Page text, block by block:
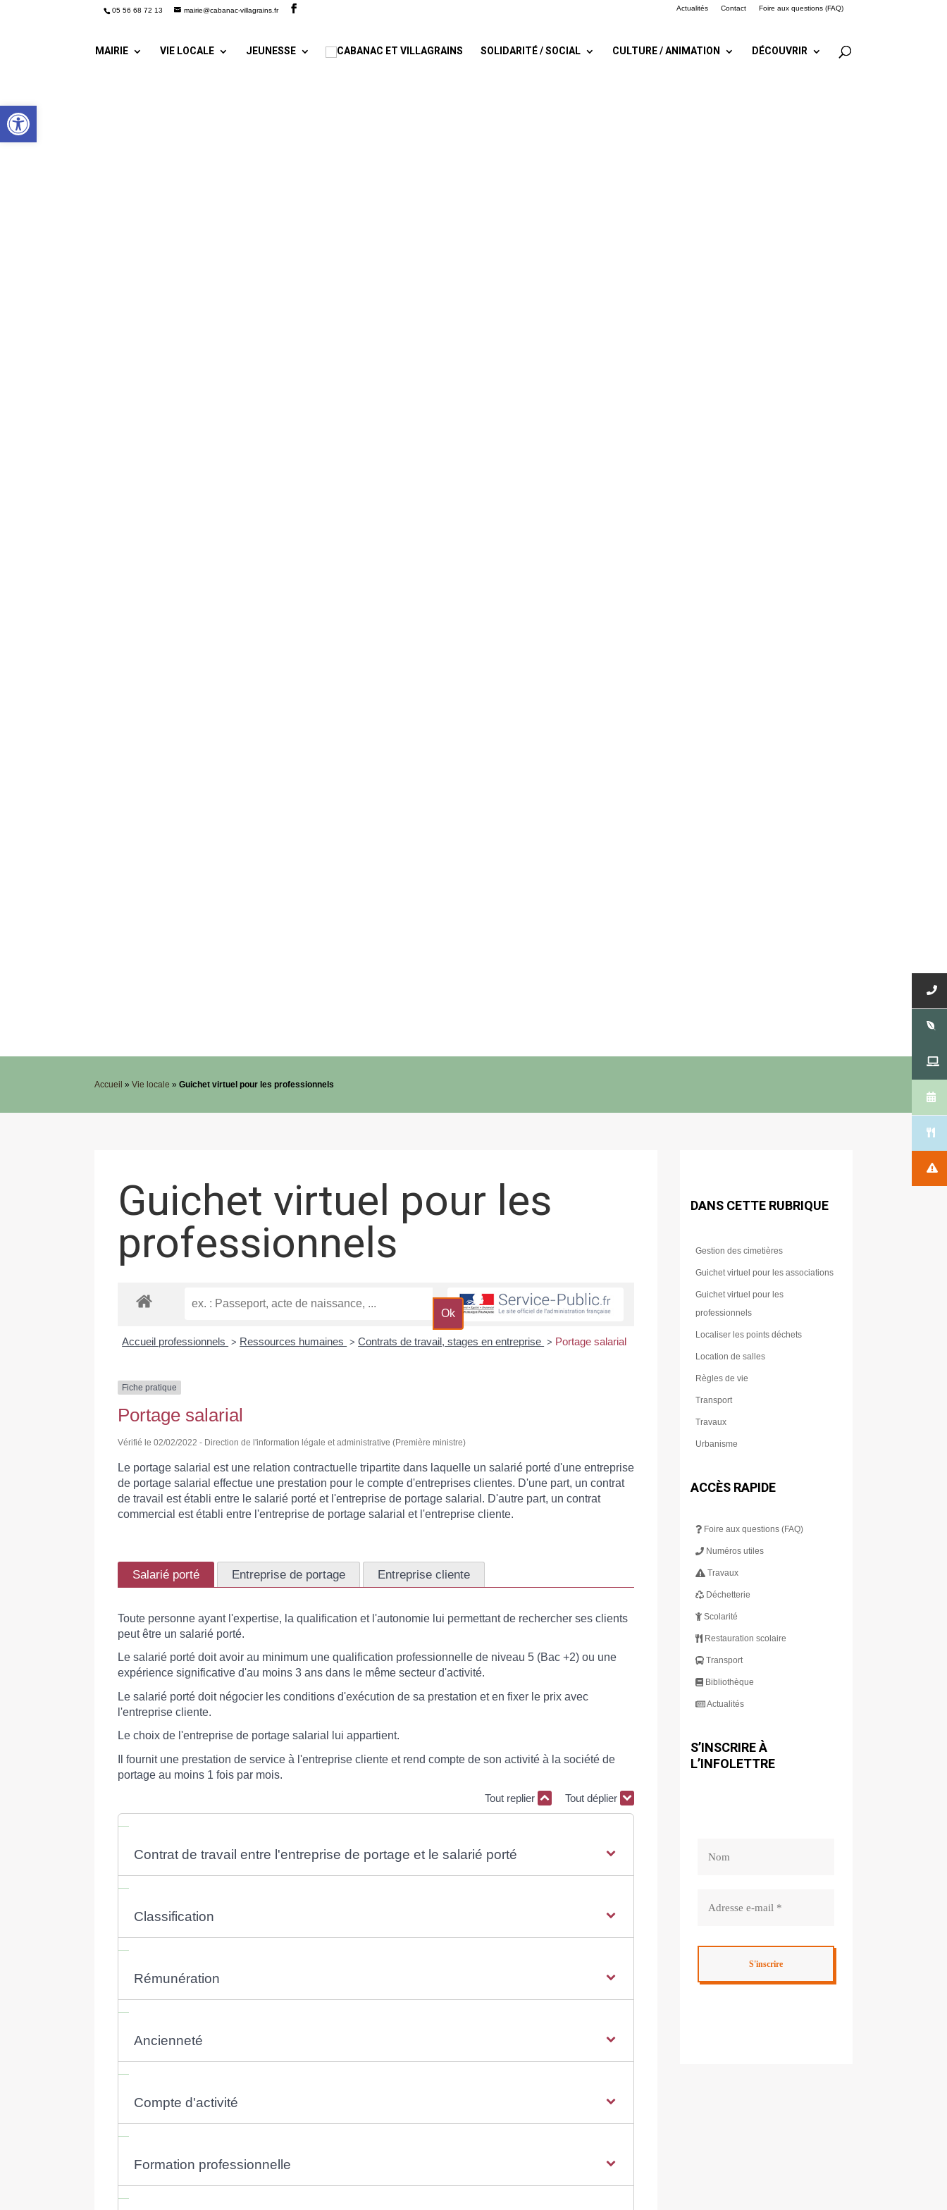
Ouvrir la barre d’outils
05 56 68 72 13 mairie@cabanac-villagrains.fr Actualités Contact Foire aux questions (FAQ)
MAIRIE VIE LOCALE JEUNESSE SOLIDARITÉ / SOCIAL CULTURE / ANIMATION DÉCOUVRIR
Accueil »Vie locale »Guichet virtuel pour les professionnels
Guichet virtuel pour les
professionnels
Accueil professionnels > Ressources humaines > Contrats de travail, stages en entreprise > Portage salarial
Fiche pratique
Portage salarial
Vérifié le 02/02/2022 - Direction de l'information légale et administrative (Première ministre)
Le portage salarial est une relation contractuelle tripartite dans laquelle un salarié porté d'une entreprise
de portage salarial effectue une prestation pour le compte d'entreprises clientes. D'une part, un contrat
de travail est établi entre le salarié porté et l'entreprise de portage salarial. D'autre part, un contrat
commercial est établi entre l'entreprise de portage salarial et l'entreprise cliente.
Salarié porté Entreprise de portage Entreprise cliente
Toute personne ayant l'expertise, la qualification et l'autonomie lui permettant de rechercher ses clients
peut être un salarié porté.
Le salarié porté doit avoir au minimum une qualification professionnelle de niveau 5 (Bac +2) ou une
expérience significative d'au moins 3 ans dans le même secteur d'activité.
Le salarié porté doit négocier les conditions d'exécution de sa prestation et en fixer le prix avec
l'entreprise cliente.
Le choix de l'entreprise de portage salarial lui appartient.
Il fournit une prestation de service à l'entreprise cliente et rend compte de son activité à la société de
portage au moins 1 fois par mois.
Tout replier Tout déplier
Contrat de travail entre l'entreprise de portage et le salarié porté
Classification
Rémunération
Ancienneté
Compte d'activité
Formation professionnelle
DANS CETTE RUBRIQUE
Gestion des cimetières
Guichet virtuel pour les associations
Guichet virtuel pour les
professionnels
Localiser les points déchets
Location de salles
Règles de vie
Transport
Travaux
Urbanisme
ACCÈS RAPIDE
Foire aux questions (FAQ)
Numéros utiles
Travaux
Déchetterie
Scolarité
Restauration scolaire
Transport
Bibliothèque
Actualités
S’INSCRIRE À
L’INFOLETTRE